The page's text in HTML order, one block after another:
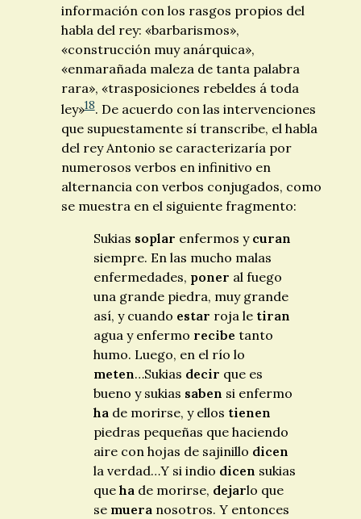
información con los rasgos propios del
habla del rey: «barbarismos»,
«construcción muy anárquica»,
«enmarañada maleza de tanta palabra
rara», «trasposiciones rebeldes á toda
ley»18. De acuerdo con las intervenciones
que supuestamente sí transcribe, el habla
del rey Antonio se caracterizaría por
numerosos verbos en infinitivo en
alternancia con verbos conjugados, como
se muestra en el siguiente fragmento:
Sukias soplar enfermos y curan
siempre. En las mucho malas
enfermedades, poner al fuego
una grande piedra, muy grande
así, y cuando estar roja le tiran
agua y enfermo recibe tanto
humo. Luego, en el río lo
meten…Sukias decir que es
bueno y sukias saben si enfermo
hade morirse, y ellos tienen
piedras pequeñas que haciendo
aire con hojas de sajinillo dicen
la verdad…Y si indio dicen sukias
que hade morirse, dejarlo que
se mueranosotros. Y entonces